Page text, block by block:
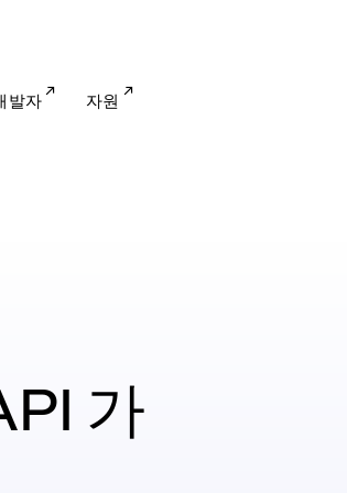
발자 자원
가